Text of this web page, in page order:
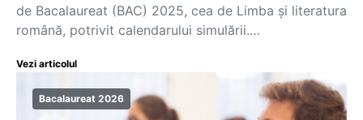
de Bacalaureat (BAC) 2025, cea de Limba și literatura
română, potrivit calendarului simulării.…
Vezi articolul
Bacalaureat 2026